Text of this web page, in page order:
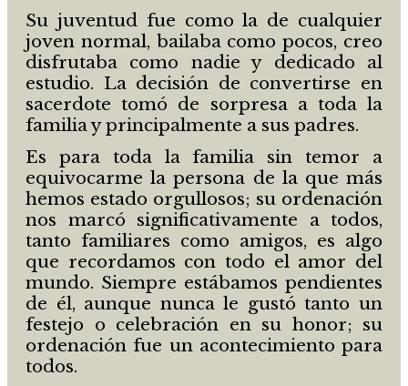
Su juventud fue como la de cualquier
joven normal, bailaba como pocos, creo
disfrutaba como nadie y dedicado al
estudio. La decisión de convertirse en
sacerdote tomó de sorpresa a toda la
familia y principalmente a sus padres.
Es para toda la familia sin temor a
equivocarme la persona de la que más
hemos estado orgullosos; su ordenación
nos marcó significativamente a todos,
tanto familiares como amigos, es algo
que recordamos con todo el amor del
mundo. Siempre estábamos pendientes
de él, aunque nunca le gustó tanto un
festejo o celebración en su honor; su
ordenación fue un acontecimiento para
todos.